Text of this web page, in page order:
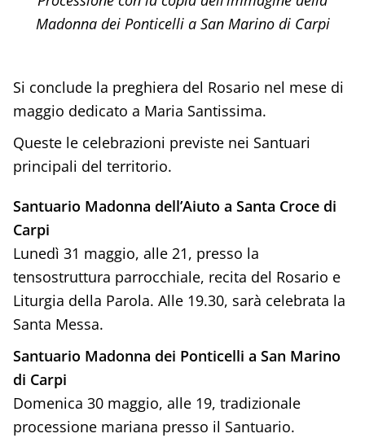
Madonna dei Ponticelli a San Marino di Carpi
Si conclude la preghiera del Rosario nel mese di
maggio dedicato a Maria Santissima.
Queste le celebrazioni previste nei Santuari
principali del territorio.
Santuario Madonna dell’Aiuto a Santa Croce di
Carpi
Lunedì 31 maggio, alle 21, presso la
tensostruttura parrocchiale, recita del Rosario e
Liturgia della Parola. Alle 19.30, sarà celebrata la
Santa Messa.
Santuario Madonna dei Ponticelli a San Marino
di Carpi
Domenica 30 maggio, alle 19, tradizionale
processione mariana presso il Santuario.